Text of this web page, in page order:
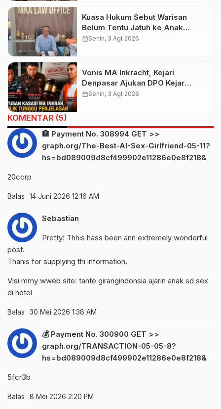
Kuasa Hukum Sebut Warisan
Belum Tentu Jatuh ke Anak
Kandung, Jero Mangku “Merusak
calendar_monthSenin, 3 Agt 2026
Vonis MA Inkracht, Kejari
Denpasar Ajukan DPO Kejar
Budiman Tiang
calendar_monthSenin, 3 Agt 2026
KOMENTAR (5)
🏦 Payment No. 308994 GET >>
graph.org/The-Best-AI-Sex-Girlfriend-05-11?
hs=bd089009d8cf499902e11286e0e8f218&
20ccrp
Balas 14 Juni 2026 12:16 AM
Sebastian
Pretty! Thhis hass been ann extremely wonderful
post.
Thanis for supplying thi information.
Visi mmy wweb site: tante girangindonsia ajarin anak sd sex
di hotel
Balas 30 Mei 2026 1:38 AM
💰 Payment No. 300900 GET >>
graph.org/TRANSACTION-05-05-8?
hs=bd089009d8cf499902e11286e0e8f218&
5fcr3b
Balas 8 Mei 2026 2:20 PM